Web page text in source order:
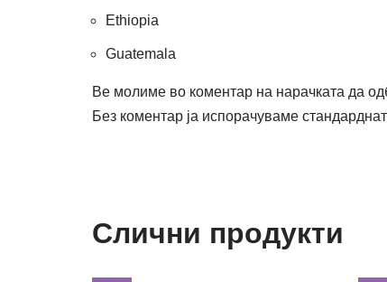
Ethiopia
Guatemala
Ве молиме во коментар на нарачката да
Без коментар ја испорачуваме
Слични продукти